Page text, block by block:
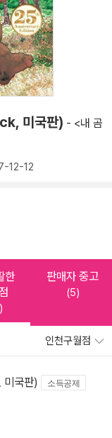
미국판) - <내 곰
12-12
한
판매자 중고
(5)
인천구월점
국판) 소득공제